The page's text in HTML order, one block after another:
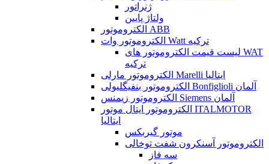
ژنراتور
ولتاژ پایین
الکتروموتور ABB
الکتروموتور وات Watt ترکیه
لیست قیمت الکتروموتور های WAT
ترکیه
الکتروموتور مارلی Marelli ایتالیا
الکتروموتور بنفیگلیولی Bonfiglioli آلمان
الکتروموتور زیمنس Siemens آلمان
الکتروموتور ایتال موتور ITALMOTOR
ایتالیا
موتور گیربکس
الکتروموتور آسنکرون شفت توخالی
سه فاز